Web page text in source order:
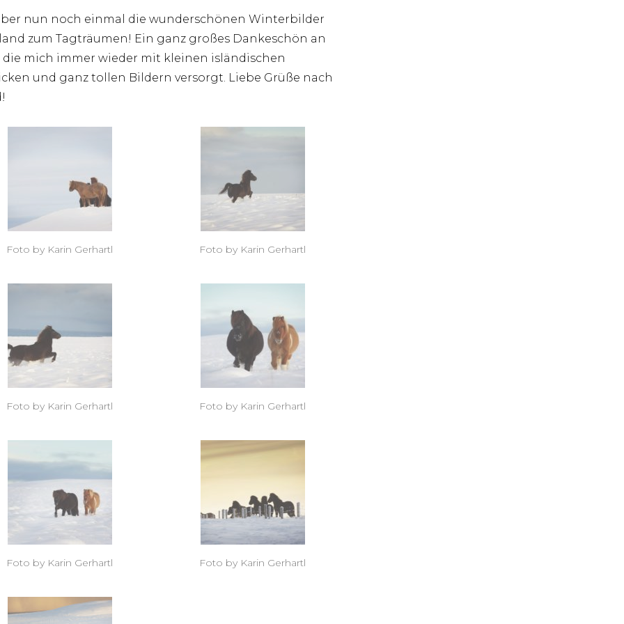
nun noch einmal die wunderschönen Winterbilder
zum Tagträumen! Ein ganz großes Dankeschön an
die mich immer wieder mit kleinen isländischen
und ganz tollen Bildern versorgt. Liebe Grüße nach
Foto by Karin Gerhartl Foto by Karin Gerhartl
Foto by Karin Gerhartl Foto by Karin Gerhartl
Foto by Karin Gerhartl Foto by Karin Gerhartl